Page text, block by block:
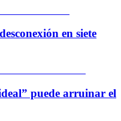
en siete
puede arruinar el